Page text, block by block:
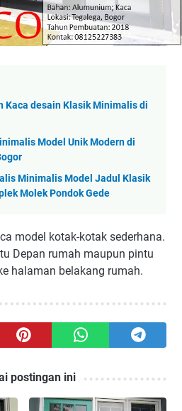
Kaca desain Klasik Minimalis di
Model Unik Modern di
Minimalis Model Jadul Klasik
Molek Pondok Gede
model kotak-kotak sederhana.
Depan rumah maupun pintu
halaman belakang rumah.
postingan ini